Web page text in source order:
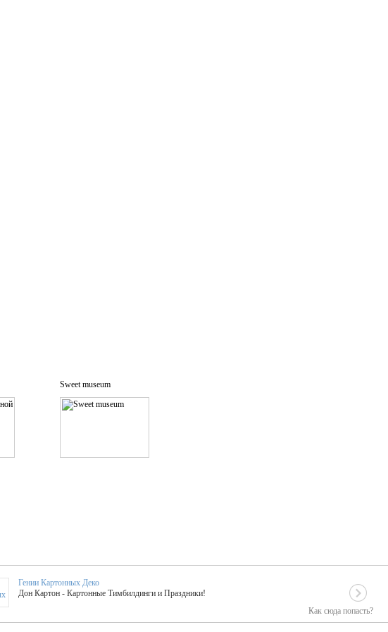
Sweet museum
Как сюда попасть?
Гении Картонных Деко
Дон Картон - Картонные Тимбилдинги и Праздники!